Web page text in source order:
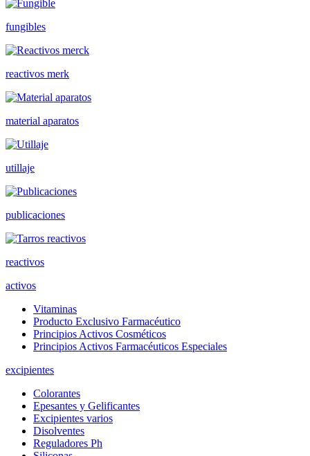
fungibles
reactivos merk
material aparatos
utillaje
publicaciones
reactivos
activos
Vitaminas
Producto Exclusivo Farmacéutico
Principios Activos Cosméticos
Principios Activos Farmacéuticos Especiales
excipientes
Colorantes
Epesantes y Gelificantes
Excipientes varios
Disolventes
Reguladores Ph